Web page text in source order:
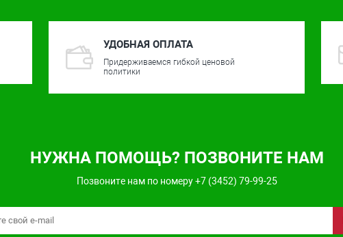
УДОБНАЯ ОПЛАТА
Придерживаемся гибкой ценовой
политики
НУЖНА ПОМОЩЬ? ПОЗВОНИТЕ НАМ
Позвоните нам по номеру +7 (3452) 79-99-25